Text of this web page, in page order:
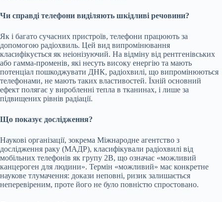
Чи справді телефони виділяють шкідливі речовини?
Як і багато сучасних пристроїв, телефони працюють за
допомогою радіохвиль. Цей вид випромінювання
класифікується як неіонізуючий. На відміну від рентгенівських
або гамма-променів, які несуть високу енергію та мають
потенціал пошкоджувати ДНК, радіохвилі, що випромінюються
телефонами, не мають таких властивостей. Їхній основний
ефект полягає у виробленні тепла в тканинах, і лише за
підвищених рівнів радіації.
Що показує дослідження?
Наукові організації, зокрема Міжнародне агентство з
дослідження раку (МАДР), класифікували радіохвилі від
мобільних телефонів як групу 2B, що означає «можливий
канцероген для людини». Термін «можливий» має конкретне
наукове тлумачення: докази неповні, ризик залишається
неперевіреним, проте його не було повністю спростовано.